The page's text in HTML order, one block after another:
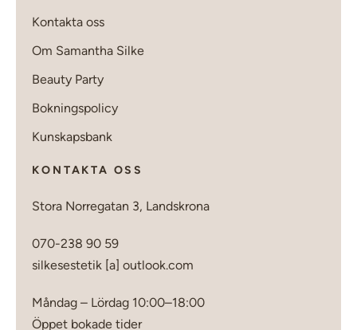
Kontakta oss
Om Samantha Silke
Beauty Party
Bokningspolicy
Kunskapsbank
KONTAKTA OSS
Stora Norregatan 3, Landskrona
070-238 90 59
silkesestetik [a] outlook.com
Måndag – Lördag 10:00–18:00
Öppet bokade tider